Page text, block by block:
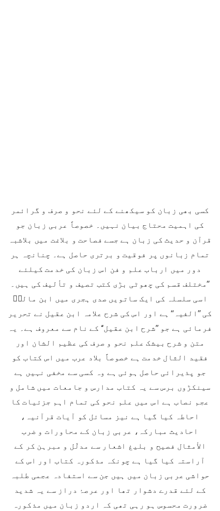
کسی بھی زبان کو سیکھنے کے لئے نحو و صرف و گرائمر
کی اہمیت محتاج بیان نہیں۔ خصوصاً عربی زبان جو
قرآن و حدیث کی زبان ہے جسے فصاحت و بلاغت میں بلاشبہ
تمام زبانوں پر فوقیت و برتری حاصل ہے۔ چنانچہ ہر
دور میں ارباب علم و فن اس زبان کی خدمت کیلئے
’’مختلف قسم کی چھوٹی بڑی کتب تصیف و تألیف کی ہیں۔
اسی سلسلہ کی ایک ساتویں صدی ہجری میں ابن مالکؒ
کی ’’الفیہ‘‘ ہے اور اس کی شرح علامہ ابن عقیل نے تحریر
فرمائی ہے جو ’’شرح ابن عقیل‘‘ کے نام سے معروف ہے۔ یہ
متن و شرح بیشک علم نحو و صرف کی عظیم الشان اور
فقید الثال خدمت ہے خصوصاً بلاد عرب میں اس کتاب کو
جو پذیرائی حاصل ہوئی ہے وہ کسی سے مخفی نہیں ہے
سینکڑوں برس سے یہ کتاب مدارس و جامعات میں شامل و
عجم نصاب ہے اس میں علم نحو کی تمام اہم جزئیات کا
احاطہ کیا گیا ہے نیز مسائل کو آیات قرآنیہ،
احادیث مبارکہ، عربی زبان کے محاورات و ضرب
الأمثال فصیح و بلیغ اشعار سے مدلّل و مبرہن کر کے
آراستہ کیا گیا ہے چونکہ مذکورہ کتاب اور اس کے
حواشی عربی زبان میں ہیں جن سے استفادہ عجمی طلبہ
کے لئے قدرے دشوار تھا اور عرصۂ دراز سے یہ شدید
ضرورت محسوس ہو رہی تھی کہ اردو زبان میں مذکورہ